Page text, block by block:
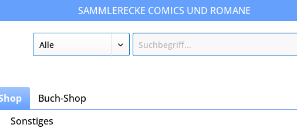
SAMMLERECKE COMICS UND ROMANE
Buch-Shop
Sonstiges